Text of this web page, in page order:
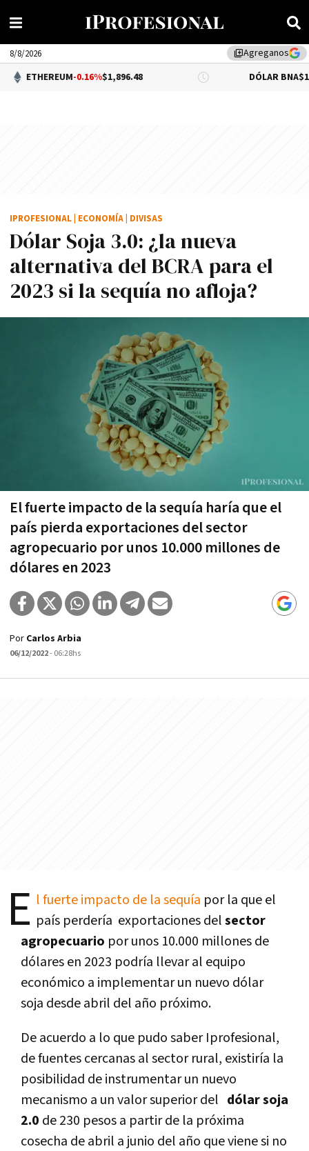
library_addAgreganos
8/8/2026
-0.16%$1,896.48 DÓLAR BNA $1,520.00
Dólar Soja 3.0: ¿la nueva
alternativa del BCRA para el
2023 si la sequía no afloja?
El fuerte impacto de la sequía haría que el
país pierda exportaciones del sector
agropecuario por unos 10.000 millones de
dólares en 2023
IPROFESIONAL ECONOMÍA DIVISAS
Por Carlos Arbia
06/12/2022- 06:28hs
E l fuerte impacto de la sequía por la que el
país perdería exportaciones delsector
agropecuario por unos 10.000 millones de
dólares en 2023 podría llevar al equipo
económico a implementar un nuevo dólar
soja desde abril del año próximo.
De acuerdo a lo que pudo saber Iprofesional,
de fuentes cercanas al sector rural, existiría la
posibilidad de instrumentar un nuevo
mecanismo a un valor superior del dólar soja
2.0 de 230 pesos a partir de la próxima
cosecha de abril a junio del año que viene si no